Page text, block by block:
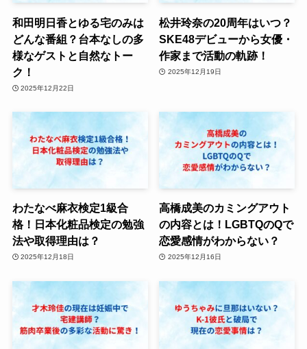
和田明日香とゆる宅のみは
どんな番組？台本なしの多
様なゲストと自然なトー
ク！
2025年12月22日
松井玲奈の20周年はいつ？
SKE48デビューから女優・
作家まで活動の軌跡！
2025年12月19日
わたなべ麻衣検定1級合
格！日本化粧品検定の勉強
法や取得理由は？
2025年12月18日
高橋成美のカミングアウト
の内容とは！LGBTQのQで
恋愛感情がわからない？
2025年12月16日